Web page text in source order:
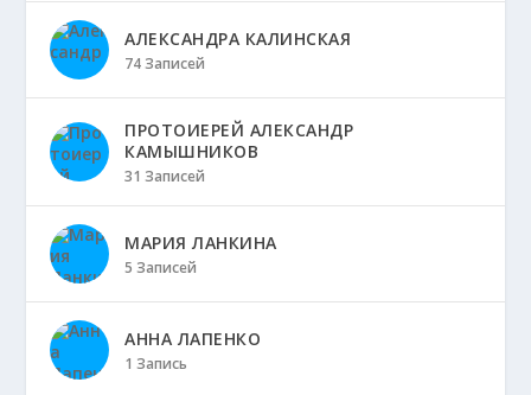
АЛЕКСАНДРА КАЛИНСКАЯ
74 Записей
ПРОТОИЕРЕЙ АЛЕКСАНДР
КАМЫШНИКОВ
31 Записей
МАРИЯ ЛАНКИНА
5 Записей
АННА ЛАПЕНКО
1 Запись